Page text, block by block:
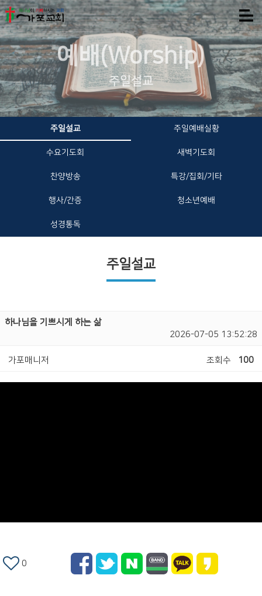
예배(Worship)
주일설교
주일설교 주일예배실황
수요기도회 새벽기도회
찬양방송 특강/집회/기타
행사/간증 청소년예배
성경통독
주일설교
하나님을 기쁘시게 하는 삶
2026-07-05 13:52:28
가포매니저 조회수 100
0